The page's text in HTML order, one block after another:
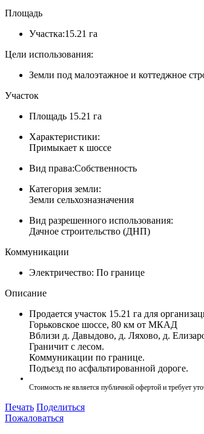
Площадь
Участка:15.21 га
Цели использования:
Земли под малоэтажное и коттеджное
Участок
Площадь 15.21 га
Характеристики:
Примыкает к шоссе
Вид права:Собственность
Категория земли:
Земли сельхозназначения
Вид разрешенного использования:
Дачное строительство (ДНП)
Коммуникации
Электричество: По границе
Описание
Продается участок 15.21 га для
Горьковское шоссе, 80 км от МКАД
Вблизи д. Давыдово, д. Ляхово, д.
Граничит с лесом.
Коммуникации по границе.
Подъезд по асфальтированной дороге.
Стоимость не является публичной офертой и требует
Печать Поделиться
Пожаловаться